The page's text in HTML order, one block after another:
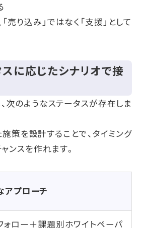
売り込み」ではなく「支援」として
に応じたシナリオで接
次のようなステータスが存在しま
策を設計することで、タイミング
ンスを作れます。
アプローチ
ォロー＋課題別ホワイトペーパ